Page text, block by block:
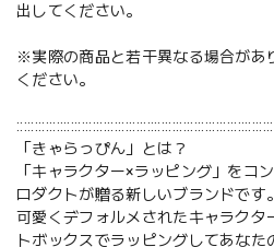
出してください。
※実際の商品と若干異なる場合があ
ください。
「きゃらっぴん」とは？
「キャラクター×ラッピング」をコ
ロダクトが贈る新しいブランドです。
可愛くデフォルメされたキャラクタ
トボックスでラッピングしてあなた